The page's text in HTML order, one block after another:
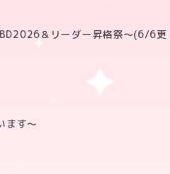
＆リーダー昇格祭～(6/6更
ます～